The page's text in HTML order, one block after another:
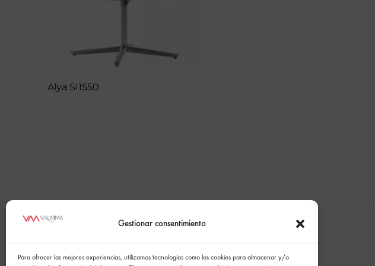
Gestionar consentimiento
Para ofrecer las mejores experiencias, utilizamos tecnologías como las cookies para almacenar y/o
Alya SI1550